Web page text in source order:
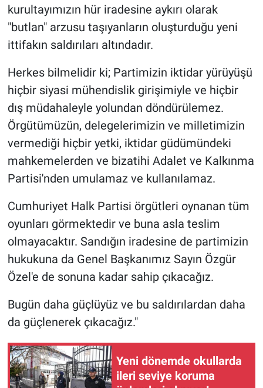
kurultayımızın hür iradesine aykırı olarak
"butlan" arzusu taşıyanların oluşturduğu yeni
ittifakın saldırıları altındadır.
Herkes bilmelidir ki; Partimizin iktidar yürüyüşü
hiçbir siyasi mühendislik girişimiyle ve hiçbir
dış müdahaleyle yolundan döndürülemez.
Örgütümüzün, delegelerimizin ve milletimizin
vermediği hiçbir yetki, iktidar güdümündeki
mahkemelerden ve bizatihi Adalet ve Kalkınma
Partisi'nden umulamaz ve kullanılamaz.
Cumhuriyet Halk Partisi örgütleri oynanan tüm
oyunları görmektedir ve buna asla teslim
olmayacaktır. Sandığın iradesine de partimizin
hukukuna da Genel Başkanımız Sayın Özgür
Özel'e de sonuna kadar sahip çıkacağız.
Bugün daha güçlüyüz ve bu saldırılardan daha
da güçlenerek çıkacağız."
Yeni dönemde okullarda
ileri seviye koruma